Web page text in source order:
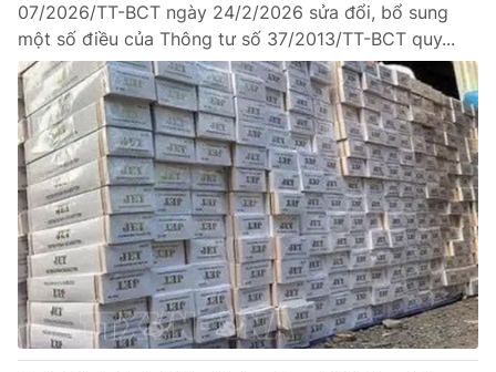
07/2026/TT-BCT ngày 24/2/2026 sửa đổi, bổ sung
một số điều của Thông tư số 37/2013/TT-BCT quy...